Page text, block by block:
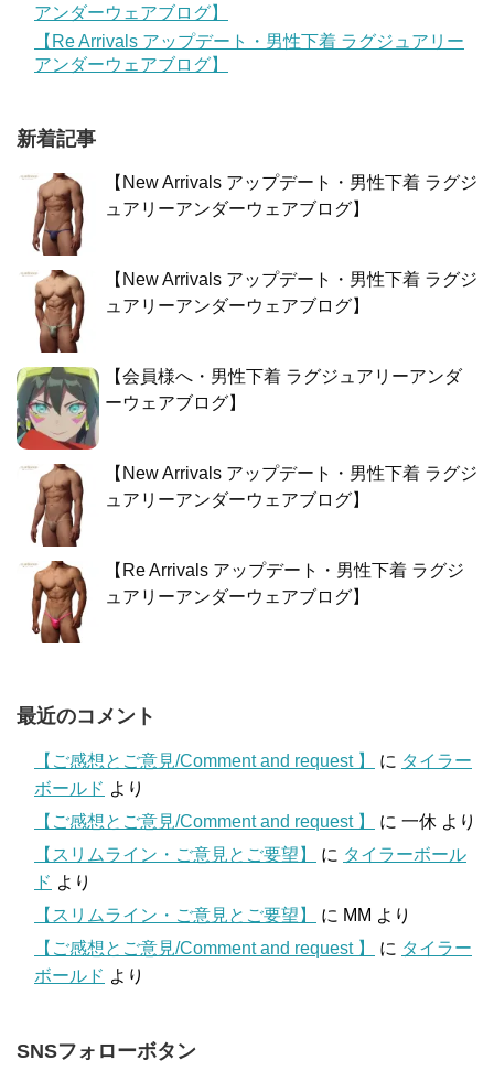
アンダーウェアブログ】
【Re Arrivals アップデート・男性下着 ラグジュアリー
アンダーウェアブログ】
新着記事
【New Arrivals アップデート・男性下着 ラグジ
ュアリーアンダーウェアブログ】
【New Arrivals アップデート・男性下着 ラグジ
ュアリーアンダーウェアブログ】
【会員様へ・男性下着 ラグジュアリーアンダ
ーウェアブログ】
【New Arrivals アップデート・男性下着 ラグジ
ュアリーアンダーウェアブログ】
【Re Arrivals アップデート・男性下着 ラグジ
ュアリーアンダーウェアブログ】
最近のコメント
【ご感想とご意見/Comment and request 】 に タイラー
ボールド より
【ご感想とご意見/Comment and request 】
に 一休 より
【スリムライン・ご意見とご要望】
に タイラーボール
ド より
【スリムライン・ご意見とご要望】
に MM より
【ご感想とご意見/Comment and request 】
に タイラー
ボールド より
SNSフォローボタン